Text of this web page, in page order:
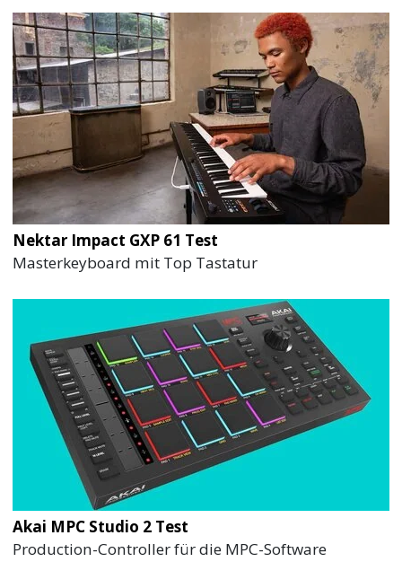
Nektar Impact GXP 61 Test
Masterkeyboard mit Top Tastatur
Akai MPC Studio 2 Test
Production-Controller für die MPC-Software